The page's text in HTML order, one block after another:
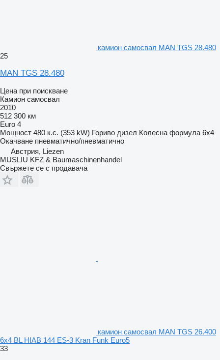
камион самосвал MAN TGS 28.480
25
MAN TGS 28.480
Цена при поискване
Камион самосвал
2010
512 300 км
Euro 4
Мощност 480 к.с. (353 kW) Гориво дизел Колесна формула 6x4
Окачване пневматично/пневматично
Австрия, Liezen
MUSLIU KFZ & Baumaschinenhandel
Свържете се с продавача
камион самосвал MAN TGS 26.400
6x4 BL HIAB 144 ES-3 Kran Funk Euro5
33